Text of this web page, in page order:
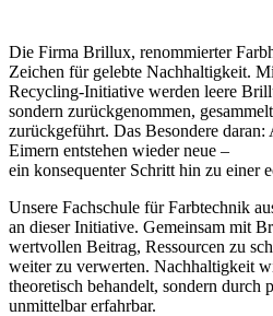
Die Firma Brillux, renommierter
Zeichen für gelebte Nachhaltigkeit.
Recycling-Initiative werden leere
sondern zurückgenommen,
zurückgeführt. Das Besondere daran:
Eimern entstehen wieder neue –
ein konsequenter Schritt hin zu einer
Unsere Fachschule für Farbtechnik
an dieser Initiative. Gemeinsam mit
wertvollen Beitrag, Ressourcen zu
weiter zu verwerten. Nachhaltigkeit
theoretisch behandelt, sondern durch
unmittelbar erfahrbar.